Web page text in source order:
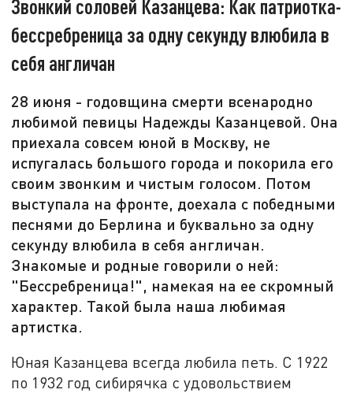
Звонкий соловей Казанцева: Как патриотка-
бессребреница за одну секунду влюбила в
себя англичан
28 июня - годовщина смерти всенародно
любимой певицы Надежды Казанцевой. Она
приехала совсем юной в Москву, не
испугалась большого города и покорила его
своим звонким и чистым голосом. Потом
выступала на фронте, доехала с победными
песнями до Берлина и буквально за одну
секунду влюбила в себя англичан.
Знакомые и родные говорили о ней:
"Бессребреница!", намекая на ее скромный
характер. Такой была наша любимая
артистка.
Юная Казанцева всегда любила петь. С 1922
по 1932 год сибирячка с удовольствием